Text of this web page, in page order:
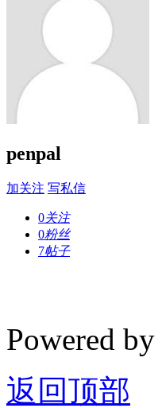
penpal
加关注 写私信
0关注
0粉丝
7帖子
Powered by
返回顶部